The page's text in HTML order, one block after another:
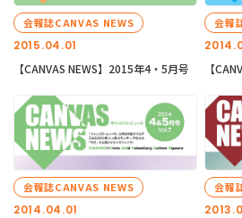
2015.04.01
会報誌CANVAS NEWS
【CANVAS NEWS】2015年4・5月号
会報
【
2014.04.01
会報誌CANVAS NEWS 会報